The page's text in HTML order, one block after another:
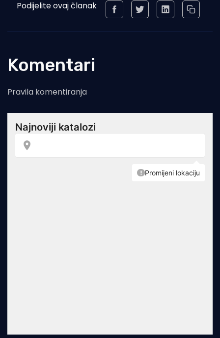
Podijelite ovaj članak
Komentari
Pravila komentiranja